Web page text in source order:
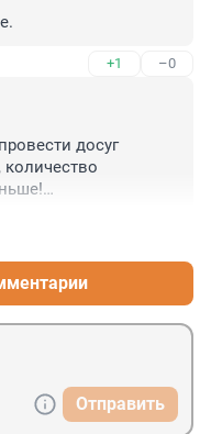
+1 –0
досуг
Отправить